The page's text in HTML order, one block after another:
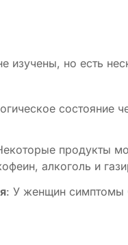
изучены, но есть
состояние
продукты
алкоголь и
: У женщин симптомы